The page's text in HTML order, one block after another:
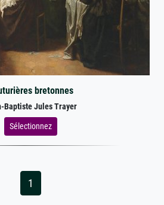
bretonnes
Baptiste Jules Trayer
Sélectionnez
1